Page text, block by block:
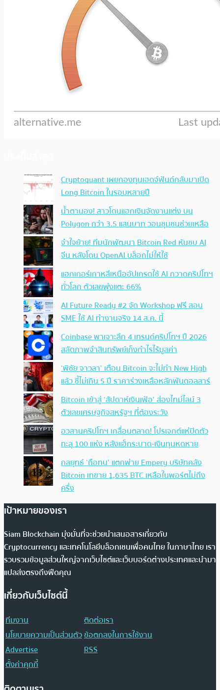
Cryptoquant เผยกองทุนเฮดจ์ฟันด์กลับมาเปิด
Long Bitcoin ในรอบหลายปี
น้ำตานอง! สาวโดนแฮกเงินจัดงานแต่ง บน
Polygon กว่า 3.5 แสนบาท วอนชุมชนช่วยเหลือ
จำใจย้าย! ทีมนักพัฒนา Bitcoin Red หันซบ AI
จีน หลังโดน OpenAI บล็อกไม่ให้ใช้
แฮกเกอร์เกาหลีเหนืออัปเกรดใช้ AI กวาดคริปโทฯ
ทั่วโลก ตัวเลขพุ่งแตะ 66%
AI Future Ready #2 จัด Workshop ฟรี สอน
SME ใช้ AI ทำงานจริง 14 ส.ค. นี้
Coinbase พาเจาะลึก 4 เทรนด์คริปโทฯ ปี 2026
สลัดภาพจำสินทรัพย์เก็งกำไรไร้มูลค่า
‘พิชัย จาวลา’ เตือน Bitcoin จะไม่ทำ New High
แล้ว ชี้ไม่เกิน 5 ปี ราคาร่วงเหลือหลักพันดอลลาร์
Bitcoin เข้าสู่ ‘สัปดาห์เงินเฟ้อ’ ส่องไทม์ไลน์ 3
ตัวเลขเศรษฐกิจสหรัฐฯ ที่ต้องระวัง
อวสานคริปโทฯ เกลื่อนตลาด! โปรเจกต์แห่ปิดตัว
ทะลุ 100 แห่ง หลังแฮ็กระบาด-เงินทุนหดหาย
กลยุทธ์ ‘ถือทน’ แตกพ่าย Empery บริษัทคลัง
Bitcoin เทขาย 1,635 BTC เหลือในพอร์ตไม่ถึง
ครึ่ง
เป้าหมายของเรา
Siam Blockchain มุ่งมั่นที่จะช่วยนำเสนอสารเกี่ยวกับ
Cryptocurrency และเทคโนโลยีบล็อกเชนเพื่อคนไทย ในภาษาไทย เรา
รวบรวมข้อมูลส่วนใหญ่จากเว็บไซต์และเว็บบอร์ดต่างประเทศและนำมา
แปลส่งตรงถึงฟีดคุณ
เกี่ยวกับเว็บไซต์นี้
ทีมงาน
ติดต่อเรา
นโยบายความเป็นส่วนตัวข้อตกลงในการใช้งาน
Advertise
RSS
ตั้งค่าคุกกี้